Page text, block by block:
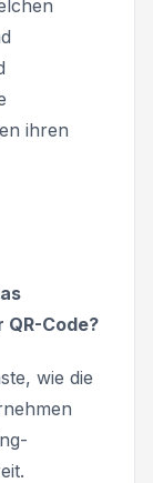
ihren
Code?
wie die